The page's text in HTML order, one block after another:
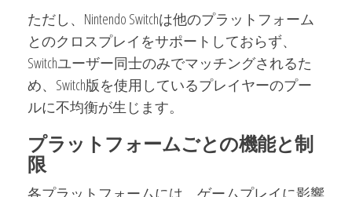
ただし、Nintendo Switchは他のプラットフォーム
とのクロスプレイをサポートしておらず、
Switchユーザー同士のみでマッチングされるた
め、Switch版を使用しているプレイヤーのプー
ルに不均衡が生じます。
プラットフォームごとの機能と制
限